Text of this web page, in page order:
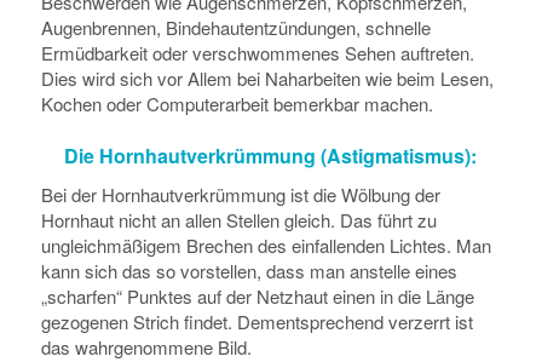
Augenbrennen, Bindehautentzündungen, schnelle
Ermüdbarkeit oder verschwommenes Sehen auftreten.
Dies wird sich vor Allem bei Naharbeiten wie beim Lesen,
Kochen oder Computerarbeit bemerkbar machen.
Die Hornhautverkrümmung (Astigmatismus):
Bei der Hornhautverkrümmung ist die Wölbung der
Hornhaut nicht an allen Stellen gleich. Das führt zu
ungleichmäßigem Brechen des einfallenden Lichtes. Man
kann sich das so vorstellen, dass man anstelle eines
„scharfen“ Punktes auf der Netzhaut einen in die Länge
gezogenen Strich findet. Dementsprechend verzerrt ist
das wahrgenommene Bild.